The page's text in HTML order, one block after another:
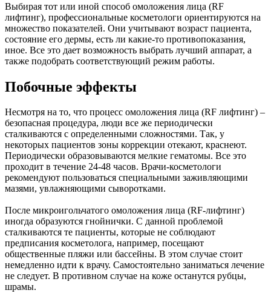
Выбирая тот или иной способ омоложения лица (RF
лифтинг), профессиональные косметологи ориентируются на
множество показателей. Они учитывают возраст пациента,
состояние его дермы, есть ли какие-то противопоказания,
иное. Все это дает возможность выбрать лучший аппарат, а
также подобрать соответствующий режим работы.
Побочные эффекты
Несмотря на то, что процесс омоложения лица (RF лифтинг) –
безопасная процедура, люди все же периодически
сталкиваются с определенными сложностями. Так, у
некоторых пациентов зоны коррекции отекают, краснеют.
Периодически образовываются мелкие гематомы. Все это
проходит в течение 24-48 часов. Врачи-косметологи
рекомендуют пользоваться специальными заживляющими
мазями, увлажняющими сыворотками.
После микроигольчатого омоложения лица (RF-лифтинг)
иногда образуются гнойнички. С данной проблемой
сталкиваются те пациенты, которые не соблюдают
предписания косметолога, например, посещают
общественные пляжи или бассейны. В этом случае стоит
немедленно идти к врачу. Самостоятельно заниматься лечение
не следует. В противном случае на коже останутся рубцы,
шрамы.